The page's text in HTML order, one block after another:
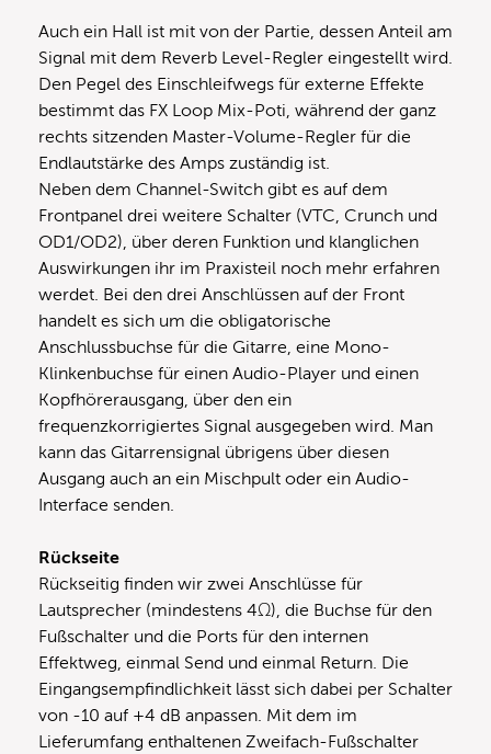
Auch ein Hall ist mit von der Partie, dessen Anteil am
Signal mit dem Reverb Level-Regler eingestellt wird.
Den Pegel des Einschleifwegs für externe Effekte
bestimmt das FX Loop Mix-Poti, während der ganz
rechts sitzenden Master-Volume-Regler für die
Endlautstärke des Amps zuständig ist.
Neben dem Channel-Switch gibt es auf dem
Frontpanel drei weitere Schalter (VTC, Crunch und
OD1/OD2), über deren Funktion und klanglichen
Auswirkungen ihr im Praxisteil noch mehr erfahren
werdet. Bei den drei Anschlüssen auf der Front
handelt es sich um die obligatorische
Anschlussbuchse für die Gitarre, eine Mono-
Klinkenbuchse für einen Audio-Player und einen
Kopfhörerausgang, über den ein
frequenzkorrigiertes Signal ausgegeben wird. Man
kann das Gitarrensignal übrigens über diesen
Ausgang auch an ein Mischpult oder ein Audio-
Interface senden.
Rückseite
Rückseitig finden wir zwei Anschlüsse für
Lautsprecher (mindestens 4Ω), die Buchse für den
Fußschalter und die Ports für den internen
Effektweg, einmal Send und einmal Return. Die
Eingangsempfindlichkeit lässt sich dabei per Schalter
von -10 auf +4 dB anpassen. Mit dem im
Lieferumfang enthaltenen Zweifach-Fußschalter